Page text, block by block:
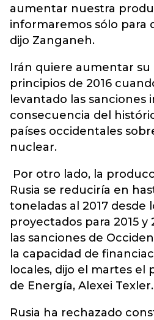
aumentar nuestra
informaremos sólo para
dijo Zanganeh.
Irán quiere aumentar
principios de 2016
levantado las sanciones
consecuencia del
países occidentales
nuclear.
Por otro lado, la
Rusia se reduciría en
toneladas al 2017 desde
proyectados para 2015 y
las sanciones de
la capacidad de
locales, dijo el martes
de Energía, Alexei Texler.
Rusia ha rechazado